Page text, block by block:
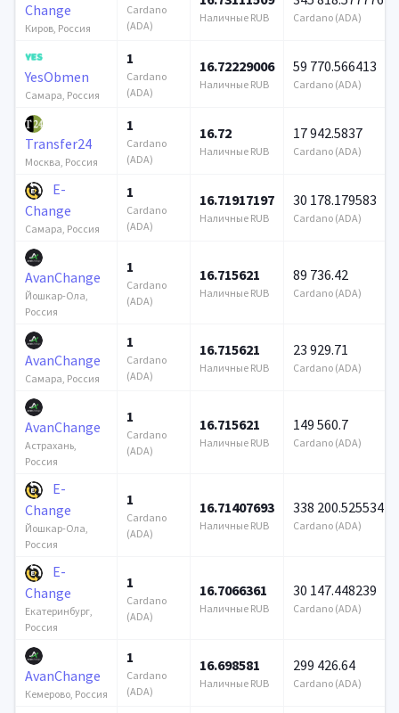
Change
Киров, Россия
Cardano
(ADA)
Наличные RUB Cardano (ADA)
YesObmen
Самара, Россия
1
Cardano
(ADA)
16.72229006
Наличные RUB
59 770.566413
Cardano (ADA)
Transfer24
Москва, Россия
1
Cardano
(ADA)
16.72
Наличные RUB
17 942.5837
Cardano (ADA)
E-
Change
Самара, Россия
1
Cardano
(ADA)
16.71917197
Наличные RUB
30 178.179583
Cardano (ADA)
AvanChange
Йошкар-Ола,
Россия
1
Cardano
(ADA)
16.715621
Наличные RUB
89 736.42
Cardano (ADA)
AvanChange
Самара, Россия
1
Cardano
(ADA)
16.715621
Наличные RUB
23 929.71
Cardano (ADA)
AvanChange
Астрахань,
Россия
1
Cardano
(ADA)
16.715621
Наличные RUB
149 560.7
Cardano (ADA)
E-
Change
Йошкар-Ола,
Россия
1
Cardano
(ADA)
16.71407693
Наличные RUB
338 200.525534
Cardano (ADA)
E-
Change
Екатеринбург,
Россия
1
Cardano
(ADA)
16.7066361
Наличные RUB
30 147.448239
Cardano (ADA)
AvanChange
Кемерово, Россия
1
Cardano
(ADA)
16.698581
Наличные RUB
299 426.64
Cardano (ADA)